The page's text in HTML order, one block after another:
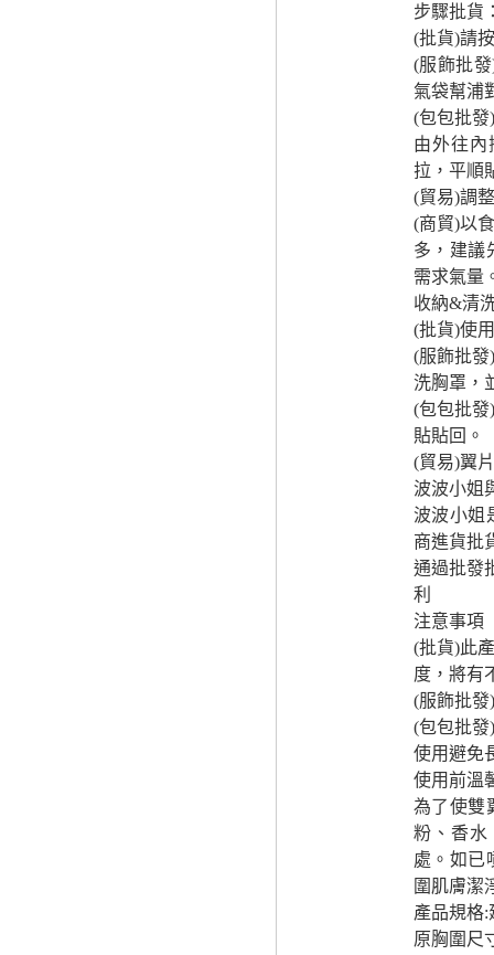
步驟批貨
(批貨)請
(服飾批
氣袋幫浦
(包包批
由外往內
拉，平順
(貿易)調
(商貿)以
多，建議
需求氣量
收納&清
(批貨)使
(服飾批
洗胸罩，
(包包批
貼貼回。
(貿易)翼
波波小姐
波波小姐
商進貨批
通過批發
利
注意事項
(批貨)此
度，將有
(服飾批
(包包批
使用避免
使用前溫
為了使雙
粉、香水
處。如已
圍肌膚潔
產品規格:
原胸圍尺